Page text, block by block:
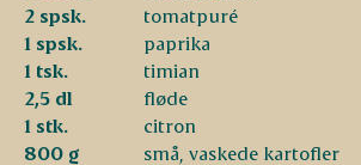
2 spsk.
tomatpuré
1 spsk.
paprika
1 tsk.
timian
2,5 dl
fløde
1 stk.
citron
800 g
små, vaskede kartofler